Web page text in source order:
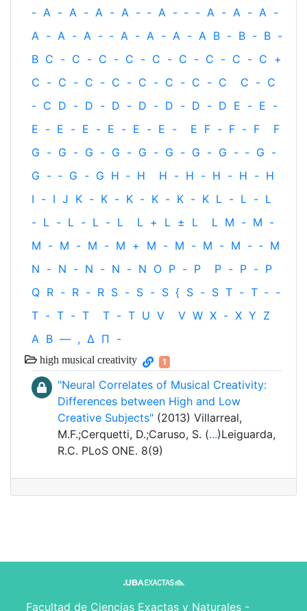
- A - A - A - A - ‐ A - ‐ - A - A - A -
A - A - A - ‐ A - A - A - A B - B - B -
B C - C - C - C - C - C - C - C - C +
C - C - C - C - C - C - C - C C - C
- C D - D - D - D - D - D - D E - E -
E - E - E - E - E - E - E F - F - F
F
G - G - G - G - G - G - G - G - ‐ G -
G - ‐ G - G H ‐ H H - H - H - H - H
I - I J K - K - K - K - K - K L - L - L
- L - L - L - L L + L ± L L M - M -
M - M - M - M + M - M - M - M - ‐ M
N - N - N - N - N O P - P P - P - P
Q R - R - R S - S - S { S - S T - T ‐ -
T - T - T T - T U V V W X - X Y Z
Α Β — , Δ Π -
high musical creativity 1
"Neural Correlates of Musical Creativity:
Differences between High and Low
Creative Subjects" (2013) Villarreal,
M.F.;Cerquetti, D.;Caruso, S. (...)Leiguarda,
R.C. PLoS ONE. 8(9)
Facultad de Ciencias Exactas y Naturales -